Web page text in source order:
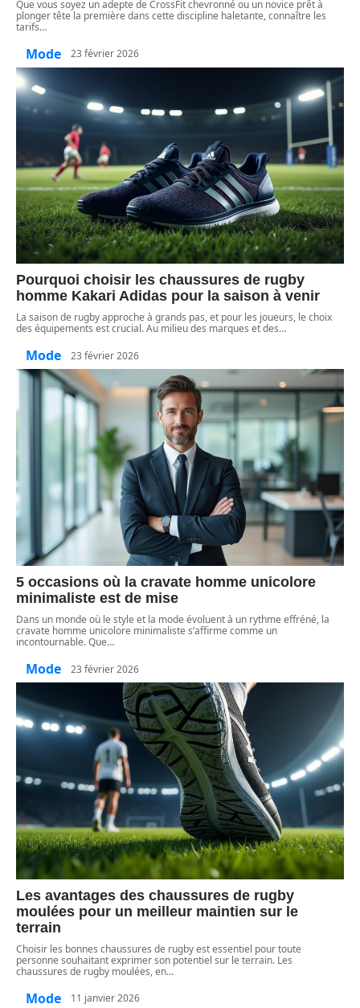
Que vous soyez un adepte de CrossFit chevronné ou un novice prêt à
plonger tête la première dans cette discipline haletante, connaître les
tarifs…
Mode 23 février 2026
Pourquoi choisir les chaussures de rugby
homme Kakari Adidas pour la saison à venir
La saison de rugby approche à grands pas, et pour les joueurs, le choix
des équipements est crucial. Au milieu des marques et des…
Mode 23 février 2026
5 occasions où la cravate homme unicolore
minimaliste est de mise
Dans un monde où le style et la mode évoluent à un rythme effréné, la
cravate homme unicolore minimaliste s’affirme comme un
incontournable. Que…
Mode 23 février 2026
Les avantages des chaussures de rugby
moulées pour un meilleur maintien sur le
terrain
Choisir les bonnes chaussures de rugby est essentiel pour toute
personne souhaitant exprimer son potentiel sur le terrain. Les
chaussures de rugby moulées, en…
Mode 11 janvier 2026